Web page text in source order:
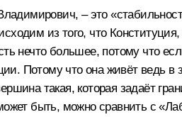
– это
из того, что
нечто большее, потому что
Потому что она живёт ведь в
такая, которая задаёт
быть, можно сравнить с